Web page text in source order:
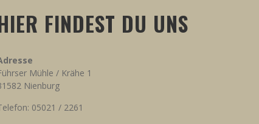
FINDEST DU UNS
Mühle / Krähe 1
Nienburg
05021 / 2261